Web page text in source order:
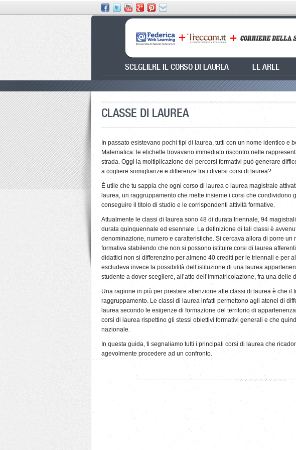
SCEGLIERE IL CORSO DI LAUREA LE AREE
CLASSE DI LAUREA
In passato esistevano pochi tipi di laurea, tutti con un nome identico e
Matematica: le etichette trovavano immediato riscontro nelle
strada. Oggi la moltiplicazione dei percorsi formativi può generare
a cogliere somiglianze e differenze fra i diversi corsi di laurea?
È utile che tu sappia che ogni corso di laurea o laurea magistrale
laurea, un raggruppamento che mette insieme i corsi che
conseguire il titolo di studio e le corrispondenti attività formative.
Attualmente le classi di laurea sono 48 di durata triennale, 94
durata quinquennale ed esennale. La definizione di tali classi è
denominazione, numero e caratteristiche. Si cercava allora di porre un
formativa stabilendo che non si possono istituire corsi di laurea
didattici non si differenzino per almeno 40 crediti per le triennali e per
escludeva invece la possibilità dell’istituzione di una laurea
studente a dover scegliere, all’atto dell’immatricolazione, fra una delle
Una ragione in più per prestare attenzione alle classi di laurea è che il
raggruppamento. Le classi di laurea infatti permettono agli atenei di
laurea secondo le esigenze di formazione del territorio di
corsi di laurea rispettino gli stessi obiettivi formativi generali e che
nazionale.
In questa guida, ti segnaliamo tutti i principali corsi di laurea che
agevolmente procedere ad un confronto.